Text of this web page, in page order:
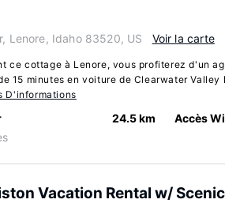
Lenore, Idaho 83520, US Voir la carte
ce cottage à Lenore, vous profiterez d'un
15 minutes en voiture de Clearwater Valley
D'informations
24.5 km Accès
Vacation Rental w/